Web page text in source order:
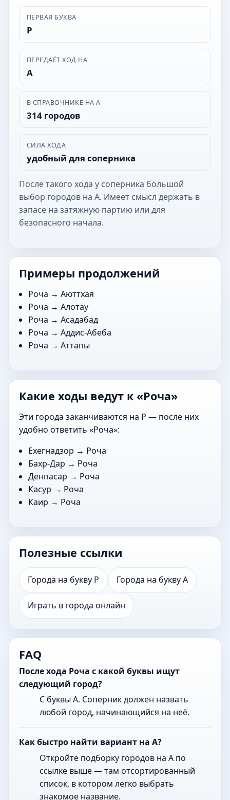
ПЕРВАЯ БУКВА
Р
ПЕРЕДАЁТ ХОД НА
А
В СПРАВОЧНИКЕ НА А
314 городов
СИЛА ХОДА
удобный для соперника
После такого хода у соперника большой
выбор городов на А. Имеет смысл держать в
запасе на затяжную партию или для
безопасного начала.
Примеры продолжений
Роча →Аюттхая
Роча →Алотау
Роча →Асадабад
Роча →Аддис-Абеба
Роча →Аттапы
Какие ходы ведут к «Роча»
Эти города заканчиваются на Р — после них
удобно ответить «Роча»:
Ехегнадзор → Роча
Бахр-Дар → Роча
Денпасар → Роча
Касур → Роча
Каир → Роча
Полезные ссылки
Города на букву Р Города на букву А
Играть в города онлайн
FAQ
После хода Роча с какой буквы ищут
следующий город?
С буквы А. Соперник должен назвать
любой город, начинающийся на неё.
Как быстро найти вариант на А?
Откройте подборку городов на А по
ссылке выше — там отсортированный
список, в котором легко выбрать
знакомое название.